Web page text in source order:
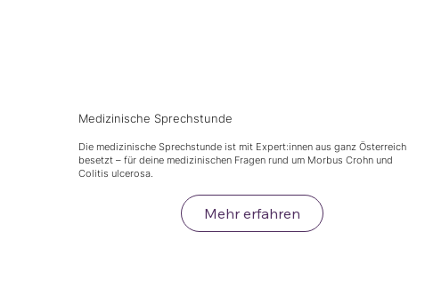
Medizinische Sprechstunde
Die medizinische Sprechstunde ist mit Expert:innen aus ganz Österreich
besetzt – für deine medizinischen Fragen rund um Morbus Crohn und
Colitis ulcerosa.
Mehr erfahren